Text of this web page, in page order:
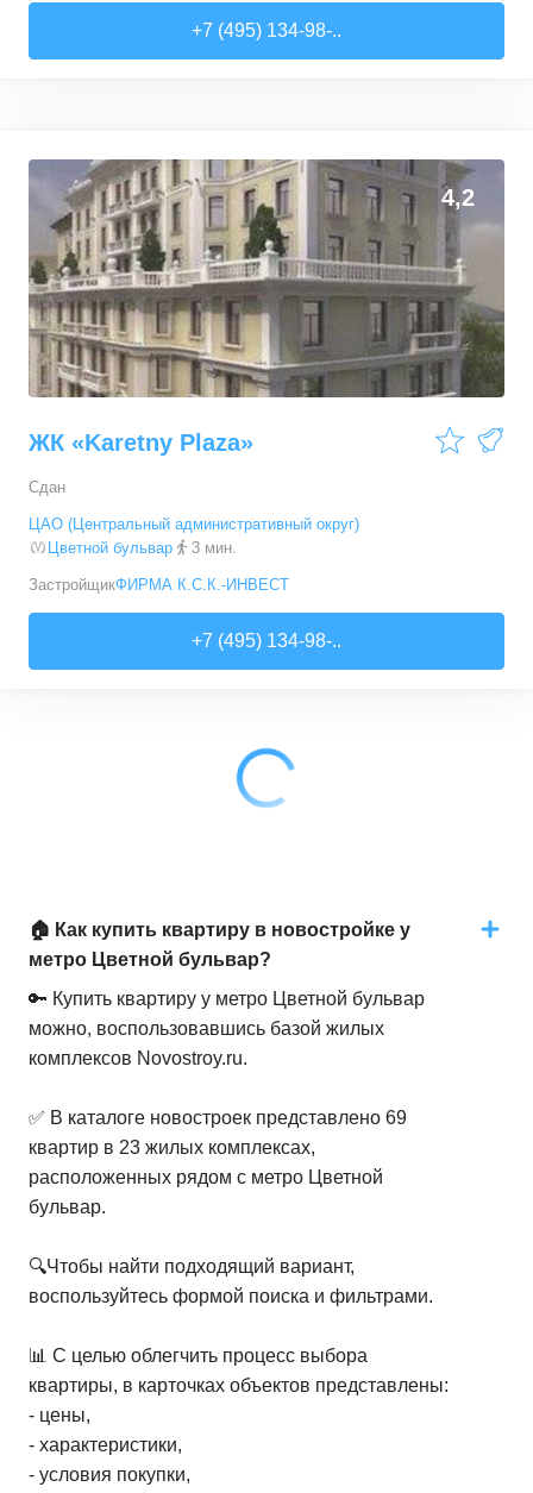
+7 (495) 134-98-..
0
4,2
ЖК «Karetny Plaza»
Сдан
ЦАО (Центральный административный округ)
Цветной бульвар
3 мин.
ЗастройщикФИРМА К.С.К.-ИНВЕСТ
+7 (495) 134-98-..
🏠 Как купить квартиру в новостройке у
метро Цветной бульвар?
🔑 Купить квартиру у метро Цветной бульвар
можно, воспользовавшись базой жилых
комплексов Novostroy.ru.
✅ В каталоге новостроек представлено 69
квартир в 23 жилых комплексах,
расположенных рядом с метро Цветной
бульвар.
🔍Чтобы найти подходящий вариант,
воспользуйтесь формой поиска и фильтрами.
📊 С целью облегчить процесс выбора
квартиры, в карточках объектов представлены:
- цены,
- характеристики,
- условия покупки,